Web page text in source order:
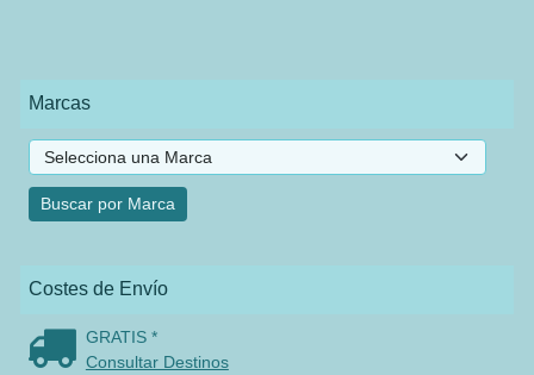
Marcas
Costes de Envío
GRATIS *
Consultar Destinos